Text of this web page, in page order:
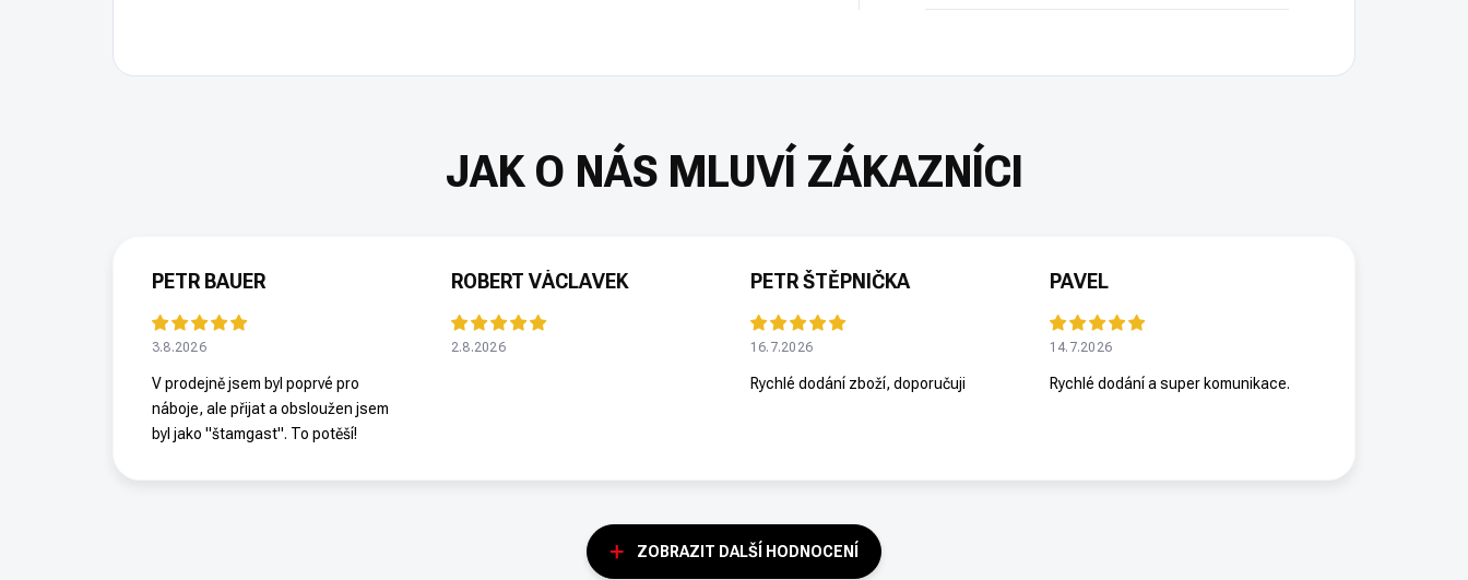
PETR BAUER
3.8.2026
V prodejně jsem byl poprvé pro
náboje, ale přijat a obsloužen jsem
byl jako "štamgast". To potěší!
ROBERT VÁCLAVEK
2.8.2026
PETR ŠTĚPNIČKA
16.7.2026
Rychlé dodání zboží, doporučuji
PAVEL
14.7.2026
Rychlé dodání a super komunikace.
ZOBRAZIT DALŠÍ HODNOCENÍ